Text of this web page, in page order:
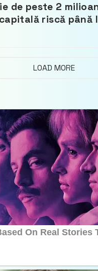
de peste 2
riscă până
LOAD MORE